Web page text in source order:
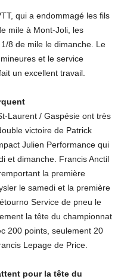
qui a endommagé les fils
mile à Mont-Joli, les
8 de mile le dimanche. Le
et le service
un excellent travail.
Laurent / Gaspésie ont très
victoire de Patrick
Julien Performance qui
et dimanche. Francis Anctil
la première
le samedi et la première
Service de pneu le
la tête du championnat
200 points, seulement 20
Lepage de Price.
pour la tête du